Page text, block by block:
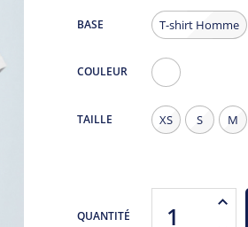
BASE T-shirt Homme
COULEUR
TAILLE XS S M
QUANTITÉ